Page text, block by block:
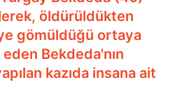
öldürüldükten
gömüldüğü ortaya
Bekdeda'nın
kazıda insana ait